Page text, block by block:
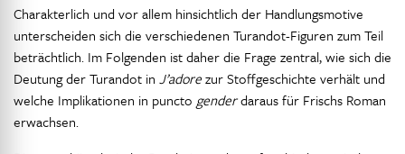
Charakterlich und vor allem hinsichtlich der Handlungsmotive
unterscheiden sich die verschiedenen Turandot-Figuren zum Teil
beträchtlich. Im Folgenden ist daher die Frage zentral, wie sich die
Deutung der Turandot in J’adorezur Stoffgeschichte verhält und
welche Implikationen in puncto genderdaraus für Frischs Roman
erwachsen.